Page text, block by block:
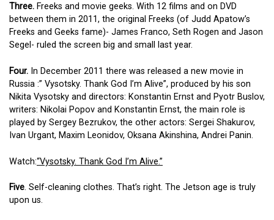
Three. Freeks and movie geeks. With 12 films and on DVD
between them in 2011, the original Freeks (of Judd Apatow’s
Freeks and Geeks fame)- James Franco, Seth Rogen and Jason
Segel- ruled the screen big and small last year.
Four. In December 2011 there was released a new movie in
Russia :” Vysotsky. Thank God I’m Alive”, produced by his son
Nikita Vysotsky and directors: Konstantin Ernst and Pyotr Buslov,
writers: Nikolai Popov and Konstantin Ernst, the main role is
played by Sergey Bezrukov, the other actors: Sergei Shakurov,
Ivan Urgant, Maxim Leonidov, Oksana Akinshina, Andrei Panin.
Watch:“Vysotsky. Thank God I’m Alive.”
Five. Self-cleaning clothes. That’s right. The Jetson age is truly
upon us.